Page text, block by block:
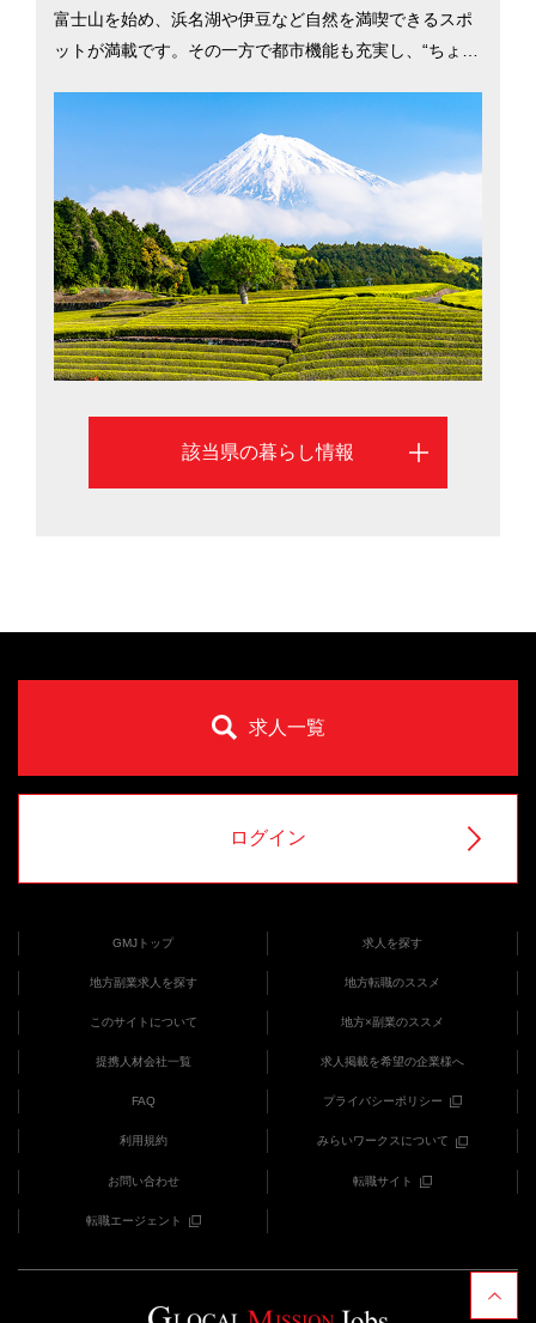
富士山を始め、浜名湖や伊豆など自然を満喫できるスポ
ットが満載です。その一方で都市機能も充実し、“ちょう
年には静岡市の、親目線に立った子育て支援が高い評価
を受け、「共働き 子育てしやすい街（地方都市編）」で
1位に。静岡県の二大都市、静岡市と浜松市での暮らしを
考える際に役立つ、さまざまな移住情報を掲載していま
す。
該当県の暮らし情報
求人一覧
ログイン
GMJトップ 求人を探す
地方副業求人を探す 地方転職のススメ
このサイトについて 地方×副業のススメ
提携人材会社一覧 求人掲載を希望の企業様へ
FAQ プライバシーポリシー
利用規約 みらいワークスについて
お問い合わせ 転職サイト
転職エージェント